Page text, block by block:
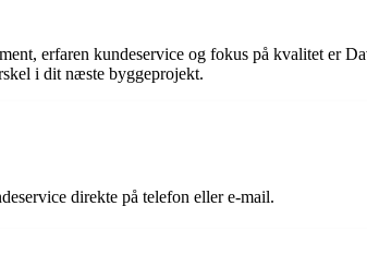
erfaren kundeservice og fokus på kvalitet er
i dit næste byggeprojekt.
direkte på telefon eller e-mail.